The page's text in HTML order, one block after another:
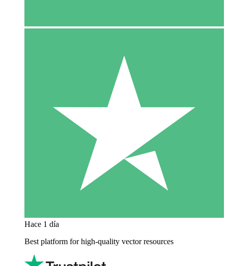
Hace 1 día
Best platform for high-quality vector resources